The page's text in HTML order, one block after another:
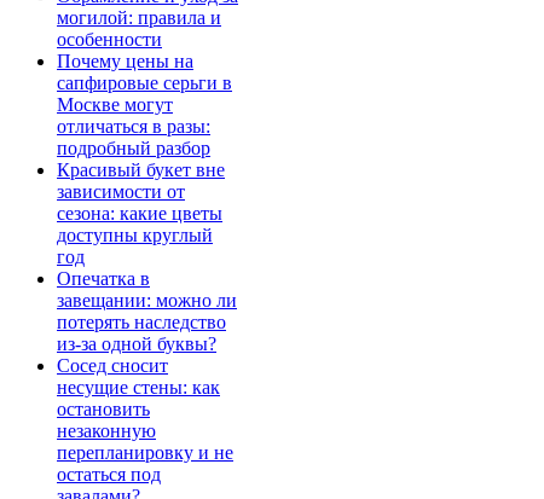
могилой: правила и
особенности
Почему цены на
сапфировые серьги в
Москве могут
отличаться в разы:
подробный разбор
Красивый букет вне
зависимости от
сезона: какие цветы
доступны круглый
год
Опечатка в
завещании: можно ли
потерять наследство
из-за одной буквы?
Сосед сносит
несущие стены: как
остановить
незаконную
перепланировку и не
остаться под